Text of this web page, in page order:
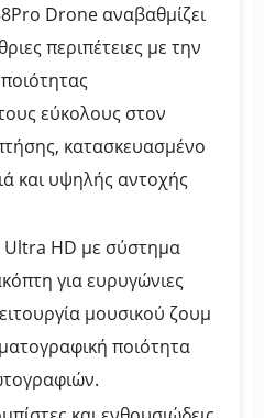
Drone αναβαθμίζει
περιπέτειες με την
εύκολους στον
κατασκευασμένο
και υψηλής αντοχής
Ultra HD με σύστημα
για ευρυγώνιες
μουσικού ζουμ
ποιότητα